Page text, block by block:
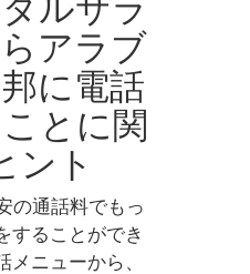
アラブ
に電話
とに関
ント
の通話料でもっ
することができ
メニューから、